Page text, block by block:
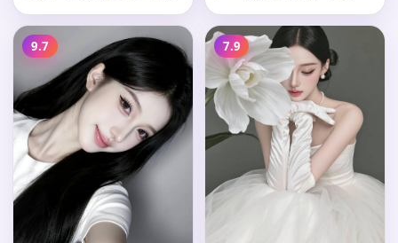
乐领衔，…
疑电…
9.7 7.9